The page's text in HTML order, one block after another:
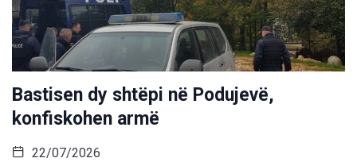
Bastisen dy shtëpi në Podujevë,
konfiskohen armë
22/07/2026